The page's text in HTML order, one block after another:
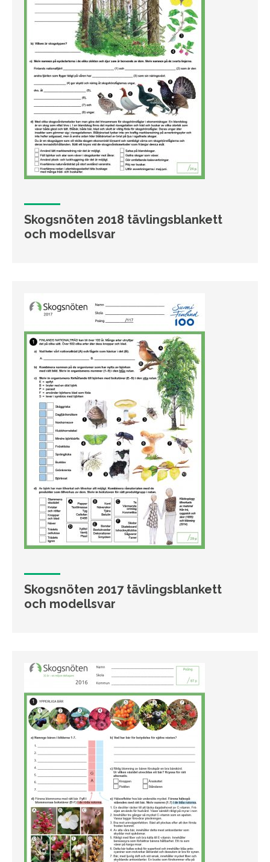
Skogsnöten 2018 tävlingsblankett
och modellsvar
Skogsnöten 2017 tävlingsblankett
och modellsvar